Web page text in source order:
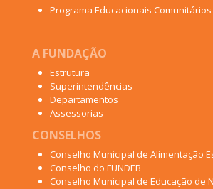
Programa Educacionais Comunitários
A FUNDAÇÃO
Estrutura
Superintendências
Departamentos
Assessorias
CONSELHOS
Conselho Municipal de Alimentação
Conselho do FUNDEB
Conselho Municipal de Educação de